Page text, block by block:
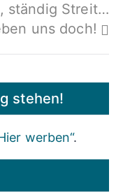
ständig Streit…
uns doch!
stehen!
werben“.